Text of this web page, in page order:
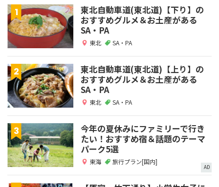
東北自動車道(東北道)【下り】の
おすすめグルメ＆お土産がある
SA・PA
東北 SA・PA
東北自動車道(東北道)【上り】の
おすすめグルメ＆お土産がある
SA・PA
東北 SA・PA
今年の夏休みにファミリーで行き
たい！おすすめ宿＆話題のテーマ
パーク5選
東海 旅行プラン[国内]
AD